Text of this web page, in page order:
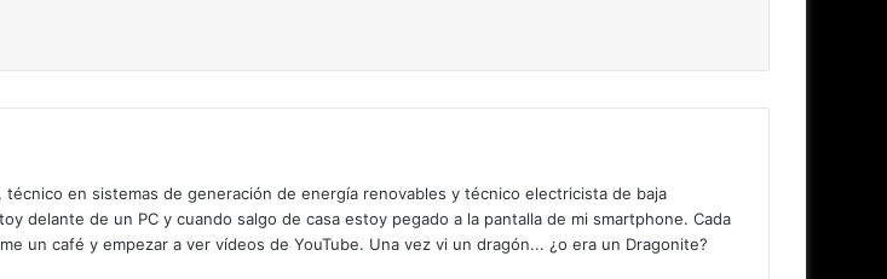
en sistemas de generación de energía renovables y técnico electricista de baja
delante de un PC y cuando salgo de casa estoy pegado a la pantalla de mi smartphone. Cada
un café y empezar a ver vídeos de YouTube. Una vez vi un dragón... ¿o era un Dragonite?